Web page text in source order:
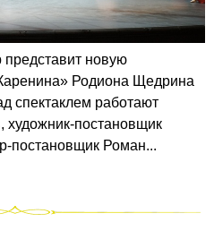
новую
Родиона Щедрина
спектаклем работают
постановщик
постановщик Роман...